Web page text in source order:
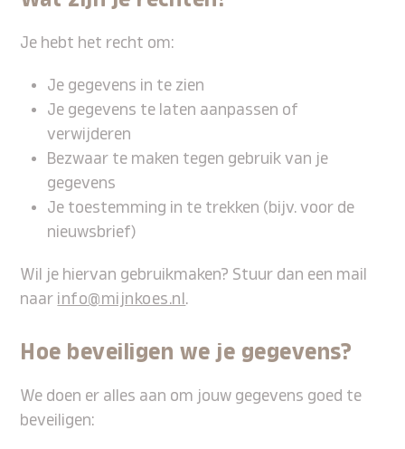
Je hebt het recht om:
Je gegevens in te zien
Je gegevens te laten aanpassen of
verwijderen
Bezwaar te maken tegen gebruik van je
gegevens
Je toestemming in te trekken (bijv. voor de
nieuwsbrief)
Wil je hiervan gebruikmaken? Stuur dan een mail
naar info@mijnkoes.nl .
Hoe beveiligen we je gegevens?
We doen er alles aan om jouw gegevens goed te
beveiligen: